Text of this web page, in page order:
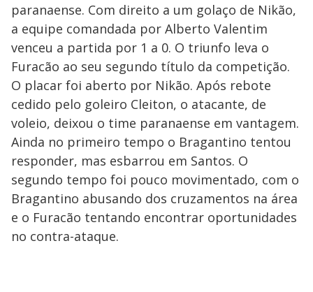
paranaense. Com direito a um golaço de Nikão,
a equipe comandada por Alberto Valentim
venceu a partida por 1 a 0. O triunfo leva o
Furacão ao seu segundo título da competição.
O placar foi aberto por Nikão. Após rebote
cedido pelo goleiro Cleiton, o atacante, de
voleio, deixou o time paranaense em vantagem.
Ainda no primeiro tempo o Bragantino tentou
responder, mas esbarrou em Santos. O
segundo tempo foi pouco movimentado, com o
Bragantino abusando dos cruzamentos na área
e o Furacão tentando encontrar oportunidades
no contra-ataque.